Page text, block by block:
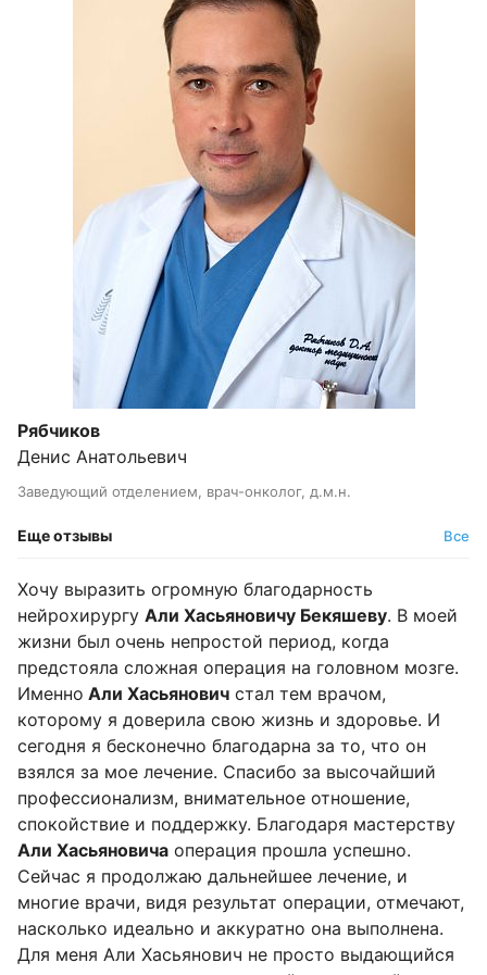
Рябчиков
Денис Анатольевич
Заведующий отделением, врач-онколог, д.м.н.
Еще отзывы Все
Хочу выразить огромную благодарность
нейрохирургу Али Хасьяновичу Бекяшеву. В моей
жизни был очень непростой период, когда
предстояла сложная операция на головном мозге.
Именно Али Хасьянович стал тем врачом,
которому я доверила свою жизнь и здоровье. И
сегодня я бесконечно благодарна за то, что он
взялся за мое лечение. Спасибо за высочайший
профессионализм, внимательное отношение,
спокойствие и поддержку. Благодаря мастерству
Али Хасьяновича операция прошла успешно.
Сейчас я продолжаю дальнейшее лечение, и
многие врачи, видя результат операции, отмечают,
насколько идеально и аккуратно она выполнена.
Для меня Али Хасьянович не просто выдающийся